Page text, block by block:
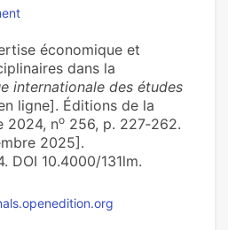
économique et
dans la
internationale des études
ligne]. Éditions de la
2024, no 256, p. 227‑262.
2025].
DOI 10.4000/131lm.